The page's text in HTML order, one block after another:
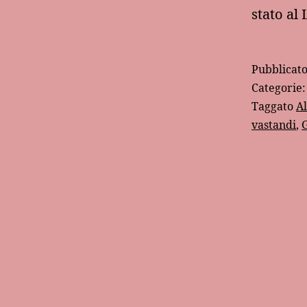
stato al
Pubblicato
Categorie:
Taggato
vastandi,